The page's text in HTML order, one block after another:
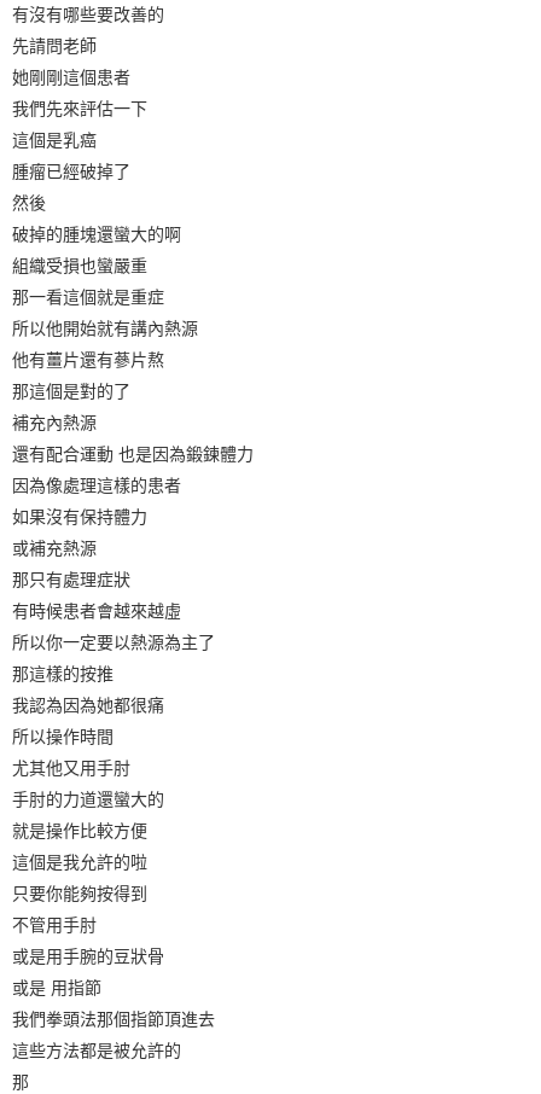
有沒有哪些要改善的
先請問老師
她剛剛這個患者
我們先來評估一下
這個是乳癌
腫瘤已經破掉了
然後
破掉的腫塊還蠻大的啊
組織受損也蠻嚴重
那一看這個就是重症
所以他開始就有講內熱源
他有薑片還有蔘片熬
那這個是對的了
補充內熱源
還有配合運動 也是因為鍛鍊體力
因為像處理這樣的患者
如果沒有保持體力
或補充熱源
那只有處理症狀
有時候患者會越來越虛
所以你一定要以熱源為主了
那這樣的按推
我認為因為她都很痛
所以操作時間
尤其他又用手肘
手肘的力道還蠻大的
就是操作比較方便
這個是我允許的啦
只要你能夠按得到
不管用手肘
或是用手腕的豆狀骨
或是 用指節
我們拳頭法那個指節頂進去
這些方法都是被允許的
那